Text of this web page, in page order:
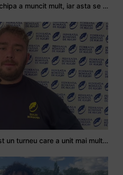
Stejarul Logan Weidner: Echipa a muncit mult, iar asta se va vedea în meciurile de la Nations Cup
Stejarul Iulian Hartig: A fost un turneu care a unit mai mult echipa